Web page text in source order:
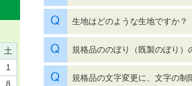
生地はどのような生地ですか？
規格品ののぼり（既製のぼり）
規格品の文字変更に、文字の制
土
1
8